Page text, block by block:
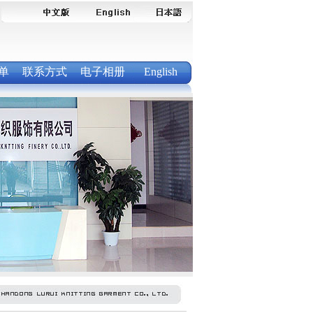
联系方式 电子相册 English